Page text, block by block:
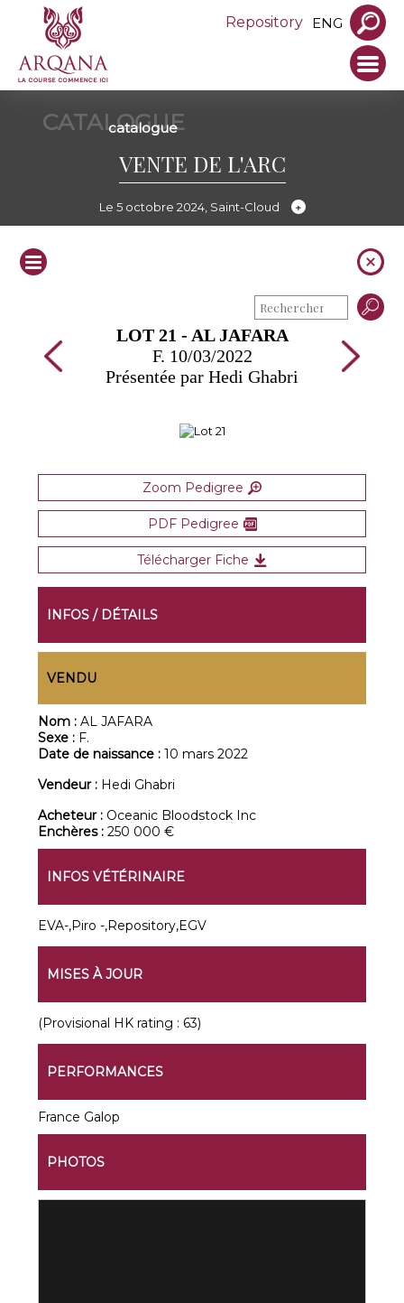
Repository ENG
CATALOGUE
catalogue
VENTE DE L'ARC
Le 5 octobre 2024, Saint-Cloud
LOT 21 - AL JAFARA
F. 10/03/2022
Présentée par Hedi Ghabri
Zoom Pedigree
PDF Pedigree
Télécharger Fiche
INFOS / DÉTAILS
VENDU
Nom :AL JAFARA
Sexe : F.
Date de naissance :10 mars 2022
Vendeur : Hedi Ghabri
Acheteur : Oceanic Bloodstock Inc
Enchères :250 000 €
INFOS VÉTÉRINAIRE
EVA-,Piro -,Repository,EGV
MISES À JOUR
(Provisional HK rating : 63)
PERFORMANCES
France Galop
PHOTOS